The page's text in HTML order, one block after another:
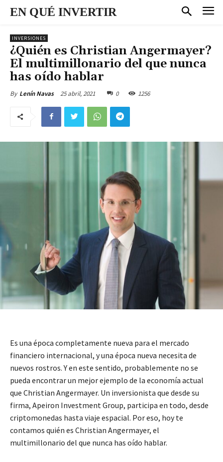
EN QUÉ INVERTIR
INVERSIONES
¿Quién es Christian Angermayer?
El multimillonario del que nunca
has oído hablar
By Lenín Navas 25 abril, 2021 0 1256
Es una época completamente nueva para el mercado
financiero internacional, y una época nueva necesita de
nuevos rostros. Y en este sentido, probablemente no se
pueda encontrar un mejor ejemplo de la economía actual
que Christian Angermayer. Un inversionista que desde su
firma, Apeiron Investment Group, participa en todo, desde
criptomonedas hasta viaje espacial. Por eso, hoy te
contamos quién es Christian Angermayer, el
multimillonario del que nunca has oído hablar.